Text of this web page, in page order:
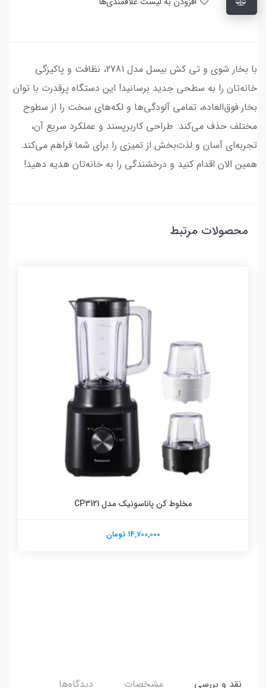
با بخار شوی و تی کش بیسل مدل 2781، نظافت و پاکیزگی
خانه‌تان را به سطحی جدید برسانید! این دستگاه پرقدرت با توان
بخار فوق‌العاده، تمامی آلودگی‌ها و لکه‌های سخت را از سطوح
مختلف حذف می‌کند. طراحی کاربرپسند و عملکرد سریع آن،
تجربه‌ای آسان و لذت‌بخش از تمیزی را برای شما فراهم می‌کند.
همین الان اقدام کنید و درخشندگی را به خانه‌تان هدیه دهید!
محصولات مرتبط
مخلوط کن پاناسونیک مدل CP3121
14,700,000 تومان
نقد و بررسی مشخصات دیدگاه‌ها